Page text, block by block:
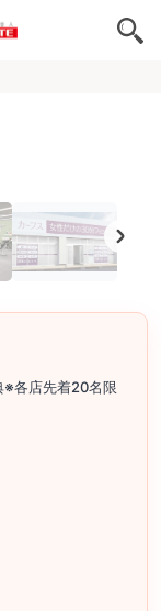
※各店先着20名限